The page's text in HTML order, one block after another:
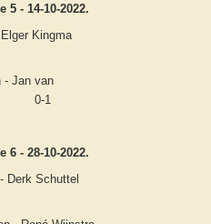
5 - 14-10-2022.
- Elger Kingma
- Jan van
0-1
6 - 28-10-2022.
- Derk Schuttel